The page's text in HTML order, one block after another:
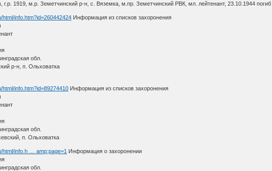
1919, м.р. Земетчинский р-н, с. Вяземка, м.пр. Земетчинский РВК, мл. лейтенант, 23.10.1944
info.htm?id=260442424 Информация из списков захоронения
обл.
р-н, п. Ольховатка
info.htm?id=89274410 Информация из списков захоронения
обл.
п. Ольховатка
html/info.h … amp;page=1 Информация о захоронении
обл.